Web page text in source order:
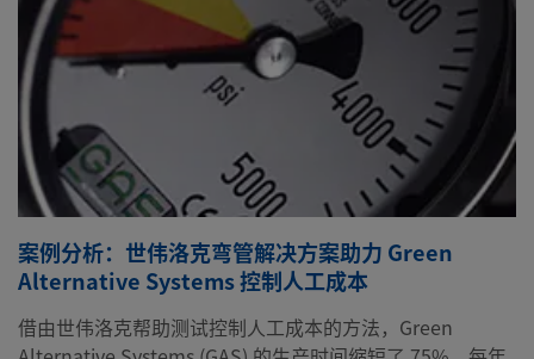
案例分析：世伟洛克弯管解决方案助力 Green
Alternative Systems 控制人工成本
借由世伟洛克帮助测试控制人工成本的方法，Green